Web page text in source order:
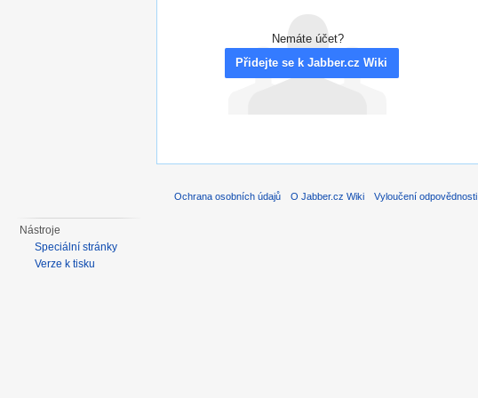
Nemáte účet?
Přidejte se k Jabber.cz Wiki
Nástroje
Speciální stránky
Verze k tisku
Ochrana osobních údajů O Jabber.cz Wiki Vyloučení odpovědnosti